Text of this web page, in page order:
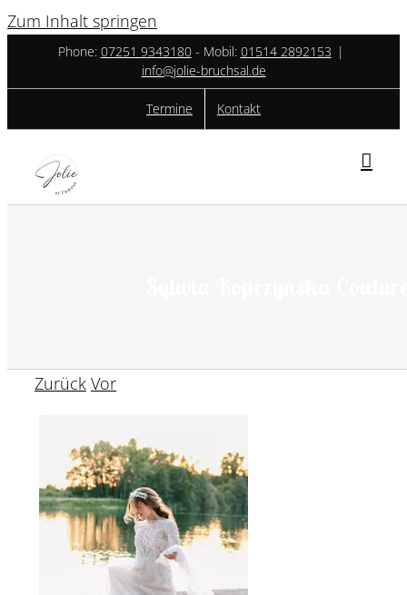
Zum Inhalt springen
Phone: 07251 9343180- ‎Mobil: 01514 2892153 |
info@jolie-bruchsal.de
Termine Kontakt
Zurück Vor